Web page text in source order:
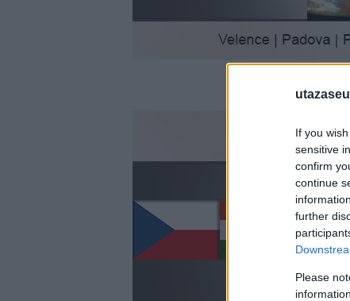
If you
sensitive
confirm
continue
further
Please